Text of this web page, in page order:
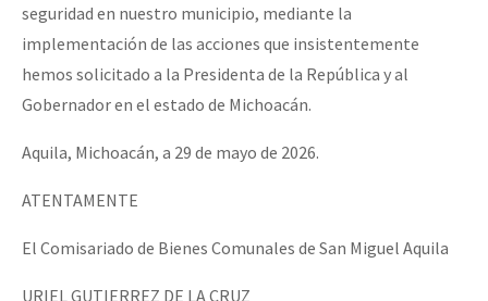
seguridad en nuestro municipio, mediante la
implementación de las acciones que insistentemente
hemos solicitado a la Presidenta de la República y al
Gobernador en el estado de Michoacán.
Aquila, Michoacán, a 29 de mayo de 2026.
ATENTAMENTE
El Comisariado de Bienes Comunales de San Miguel Aquila
URIEL GUTIERREZ DE LA CRUZ